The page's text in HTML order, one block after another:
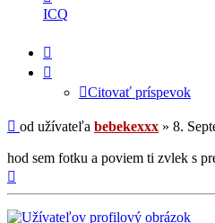
informácie
užívateľa
bebekexxx
ICQ
Citovať príspevok
Príspevok
od užívateľa bebekexxx » 8.
hod sem fotku a poviem ti zvlek s